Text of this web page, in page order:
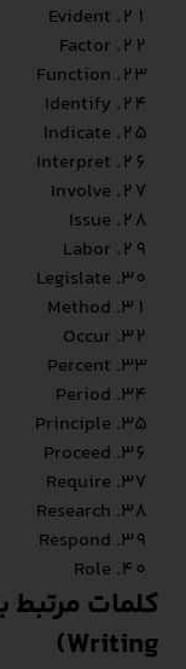
Evident
Factor
Function
Identify
Indicate
Interpret
Involve
Issue
Labor
Legislate
Method
Occur
Percent
Period
Principle
Proceed
Require
Research
Respond
Role
Writing)